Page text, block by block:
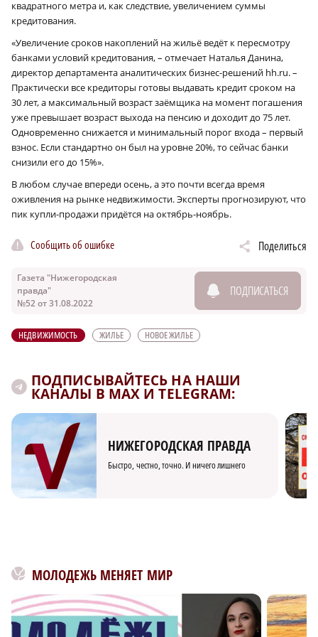
квадратного метра и, как следствие, увеличением суммы
кредитования.
«Увеличение сроков накоплений на жильё ведёт к пересмотру
банками условий кредитования, – отмечает Наталья Данина,
директор департамента аналитических бизнес-решений hh.ru. –
Практически все кредиторы готовы выдавать кредит сроком на
30 лет, а максимальный возраст заёмщика на момент погашения
уже превышает возраст выхода на пенсию и доходит до 75 лет.
Одновременно снижается и минимальный порог входа – первый
взнос. Если стандартно он был на уровне 20%, то сейчас банки
снизили его до 15%».
В любом случае впереди осень, а это почти всегда время
оживления на рынке недвижимости. Эксперты прогнозируют, что
пик купли-продажи придётся на октябрь-ноябрь.
Сообщить об ошибке Поделиться
Газета "Нижегородская
правда"
№52 от 31.08.2022
ПОДПИСАТЬСЯ
НЕДВИЖИМОСТЬ ЖИЛЬЕ НОВОЕ ЖИЛЬЕ
ПОДПИСЫВАЙТЕСЬ НА НАШИ
КАНАЛЫ В MAX И TELEGRAM:
НИЖЕГОРОДСКАЯ ПРАВДА
Быстро, честно, точно. И ничего лишнего
МОЛОДЕЖЬ МЕНЯЕТ МИР